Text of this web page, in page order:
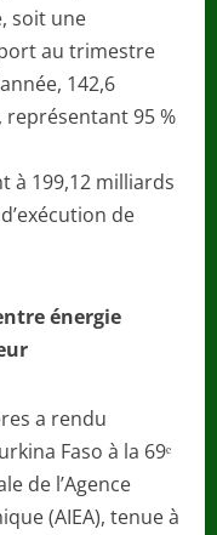
soit une
au trimestre
142,6
représentant 95 %
à 199,12 milliards
de
énergie
a rendu
Faso à la 69ᵉ
de l’Agence
(AIEA), tenue à